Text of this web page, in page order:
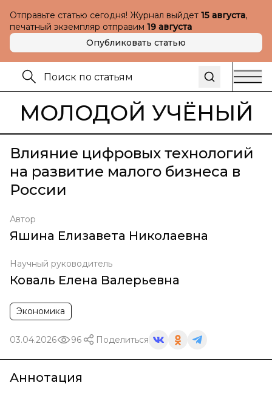
Отправьте статью сегодня! Журнал выйдет 15 августа,
печатный экземпляр отправим 19 августа
Опубликовать статью
МОЛОДОЙ УЧЁНЫЙ
Влияние цифровых технологий
на развитие малого бизнеса в
России
Автор
Яшина Елизавета Николаевна
Научный руководитель
Коваль Елена Валерьевна
Экономика
03.04.2026 96 Поделиться
Аннотация